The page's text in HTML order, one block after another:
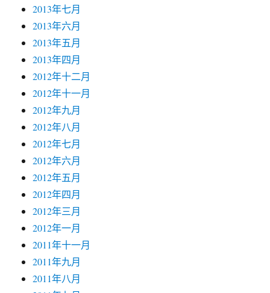
2013年七月
2013年六月
2013年五月
2013年四月
2012年十二月
2012年十一月
2012年九月
2012年八月
2012年七月
2012年六月
2012年五月
2012年四月
2012年三月
2012年一月
2011年十一月
2011年九月
2011年八月